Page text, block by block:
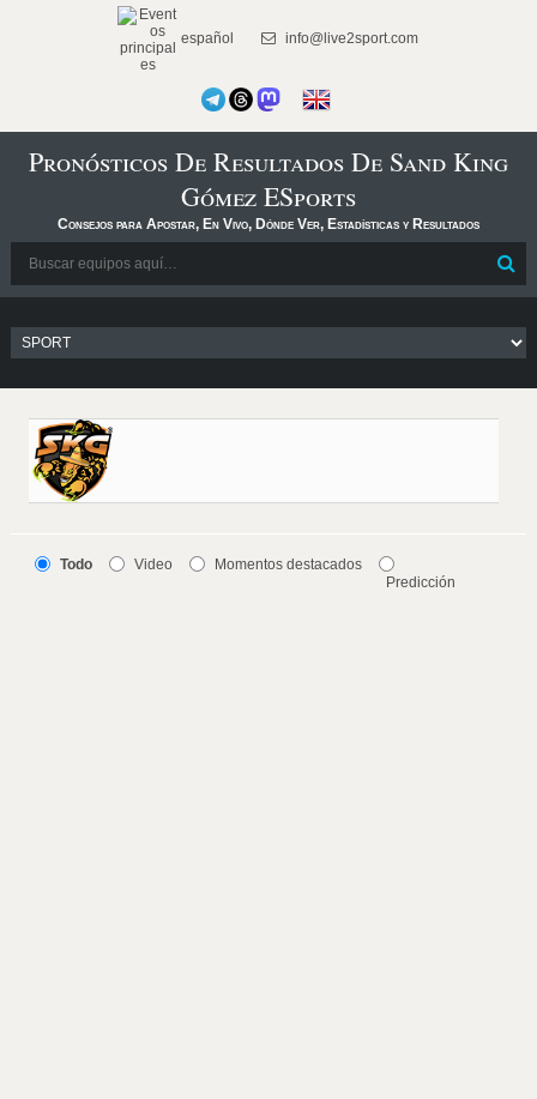
español info@live2sport.com
Pronósticos De Resultados De Sand King
Gómez ESports
Consejos para Apostar, En Vivo, Dónde Ver, Estadísticas y Resultados
Todo Video
Momentos destacados
Predicción